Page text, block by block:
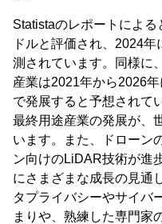
Statistaのレポートによ
ドルと評価され、2024
測されています。同様に
産業は2021年から2026
で発展すると予想されて
最終用途産業の発展が、
います。また、ドローン
ン向けのLiDAR技術が進
にさまざまな成長の見通
タプライバシーやサイバ
まりや、熟練した専門家